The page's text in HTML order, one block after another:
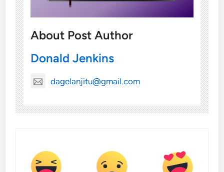
About Post Author
Donald Jenkins
dagelanjitu@gmail.com